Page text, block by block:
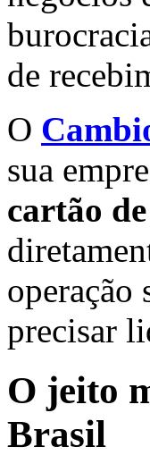
de
O
sua
cartão
operação
precisar
O jeito
Brasil